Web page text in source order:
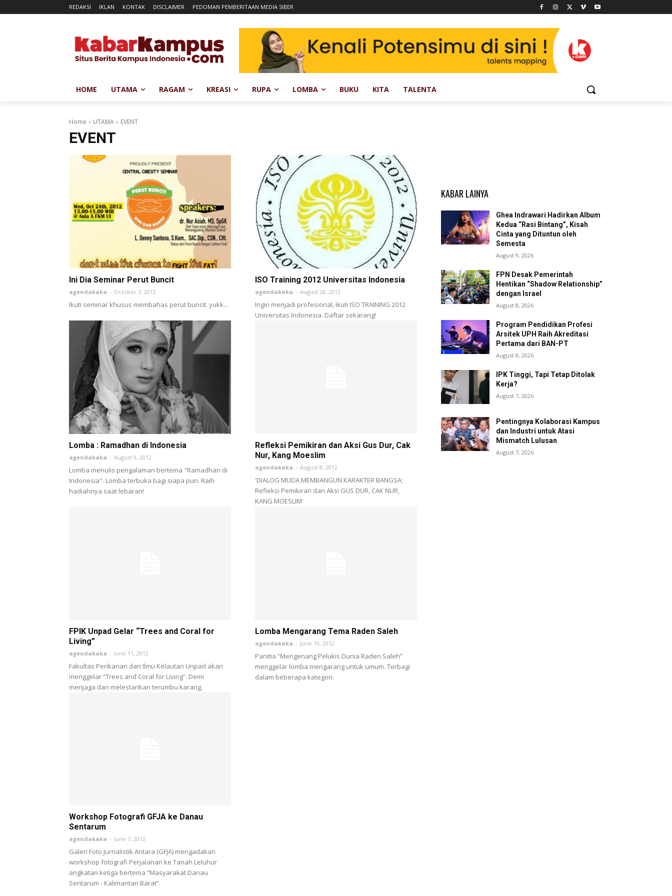
REDAKSI IKLAN KONTAK DISCLAIMER PEDOMAN PEMBERITAAN MEDIA SIBER
HOME UTAMA RAGAM KREASI RUPA LOMBA BUKU KITA TALENTA
Home UTAMA EVENT
EVENT
Ini Dia Seminar Perut Buncit
agendakaka - October 3, 2012
Ikuti seminar khusus membahas perut buncit. yukk...
ISO Training 2012 Universitas Indonesia
agendakaka - August 28, 2012
Ingin menjadi profesional, ikuti ISO TRAINING 2012
Universitas Indonesia. Daftar sekarang!
Lomba : Ramadhan di Indonesia
agendakaka - August 9, 2012
Lomba menulis pengalaman bertema "Ramadhan di
Indonesia". Lomba terbuka bagi siapa pun. Raih
hadiahnya saat lebaran!
Refleksi Pemikiran dan Aksi Gus Dur, Cak
Nur, Kang Moeslim
agendakaka - August 8, 2012
'DIALOG MUDA MEMBANGUN KARAKTER BANGSA;
Refleksi Pemikiran dan Aksi GUS DUR, CAK NUR,
KANG MOESLIM'
FPIK Unpad Gelar “Trees and Coral for
Living”
agendakaka - June 11, 2012
Fakultas Perikanan dan Ilmu Kelautan Unpad akan
menggelar “Trees and Coral for Living”. Demi
menjaga dan melestarikan terumbu karang.
Lomba Mengarang Tema Raden Saleh
agendakaka - June 10, 2012
Panitia “Mengenang Pelukis Dunia Raden Saleh”
menggelar lomba mengarang untuk umum. Terbagi
dalam beberapa kategori.
Workshop Fotografi GFJA ke Danau
Sentarum
agendakaka - June 7, 2012
Galeri Foto Jurnalistik Antara (GFJA) mengadakan
workshop fotografi Perjalanan ke Tanah Leluhur
angkatan ketiga bertema “Masyarakat Danau
Sentarum - Kalimantan Barat”.
KABAR LAINYA
Ghea Indrawari Hadirkan Album
Kedua “Rasi Bintang”, Kisah
Cinta yang Dituntun oleh
Semesta
August 9, 2026
FPN Desak Pemerintah
Hentikan “Shadow Relationship”
dengan Israel
August 8, 2026
Program Pendidikan Profesi
Arsitek UPH Raih Akreditasi
Pertama dari BAN-PT
August 8, 2026
IPK Tinggi, Tapi Tetap Ditolak
Kerja?
August 7, 2026
Pentingnya Kolaborasi Kampus
dan Industri untuk Atasi
Mismatch Lulusan
August 7, 2026